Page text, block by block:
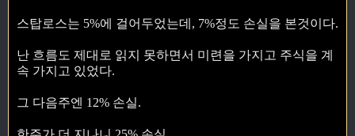
스탑로스는 5%에 걸어두었는데, 7%정도 손실을 본것이다.
난 흐름도 제대로 읽지 못하면서 미련을 가지고 주식을 계
속 가지고 있었다.
그 다음주엔 12% 손실.